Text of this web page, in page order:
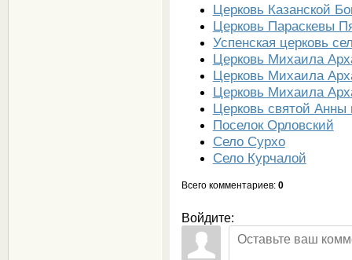
Церковь Казанской
Церковь Параскевы
Успенская церковь
Церковь Михаила
Церковь Михаила
Церковь Михаила
Церковь святой Анны
Поселок Орловский
Село Сурхо
Село Курчалой
Всего комментариев: 0
Войдите: